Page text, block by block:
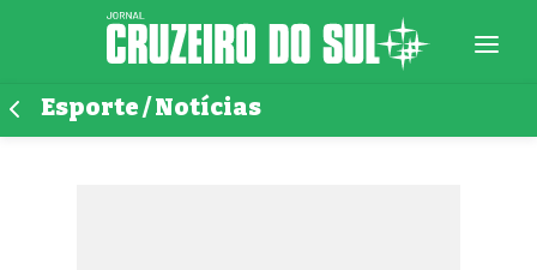
Esporte / Notícias